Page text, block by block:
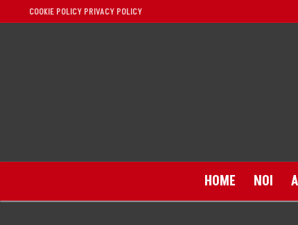
COOKIE POLICY PRIVACY POLICY
HOME NOI